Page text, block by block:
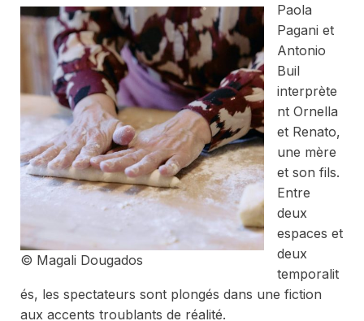
© Magali Dougados
Paola
Pagani et
Antonio
Buil
interprète
nt Ornella
et Renato,
une mère
et son fils.
Entre
deux
espaces et
deux
temporalit
és, les spectateurs sont plongés dans une fiction
aux accents troublants de réalité.